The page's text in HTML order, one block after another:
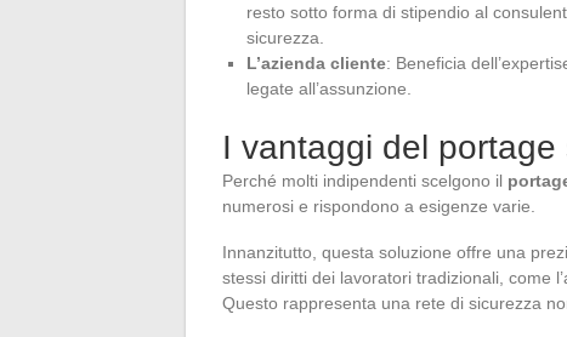
resto sotto forma di stipendio al
sicurezza.
L’azienda cliente: Beneficia
legate all’assunzione.
I vantaggi del
Perché molti indipendenti scelgono il
numerosi e rispondono a esigenze varie.
Innanzitutto, questa soluzione offre una
stessi diritti dei lavoratori tradizionali, come
Questo rappresenta una rete di sicurezza